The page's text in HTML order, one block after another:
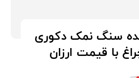
سنگ نمک دکوری
با قیمت ارزان